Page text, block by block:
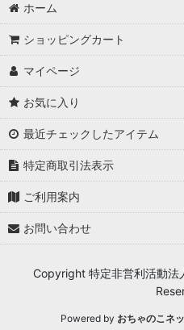
ホーム
ショッピングカート
マイページ
お気に入り
最近チェックしたアイテム
特定商取引法表示
ご利用案内
お問い合わせ
Copyright 特定非営利活動
Powered by おちゃのこネ